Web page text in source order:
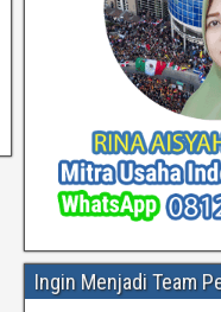
Ingin Menjadi Team